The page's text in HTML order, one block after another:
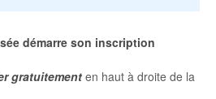
Mon compte
démarre son inscription
gratuitementen haut à droite de la